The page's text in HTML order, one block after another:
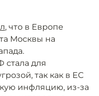
, что в Европе
Москвы на
стала для
так как в ЕС
инфляцию, из-за